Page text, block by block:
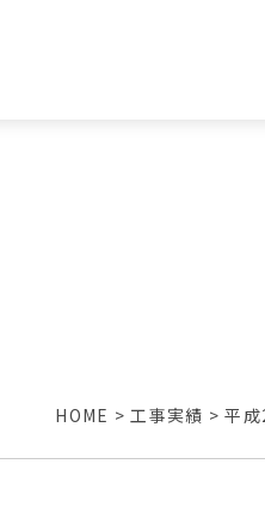
HOME >工事実績 >平